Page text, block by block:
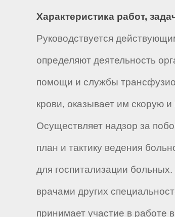
Характеристика работ,
Руководствуется
определяют деятельность
помощи и службы
крови, оказывает им скорую
Осуществляет надзор за
план и тактику ведения
для госпитализации
врачами других
принимает участие в работе